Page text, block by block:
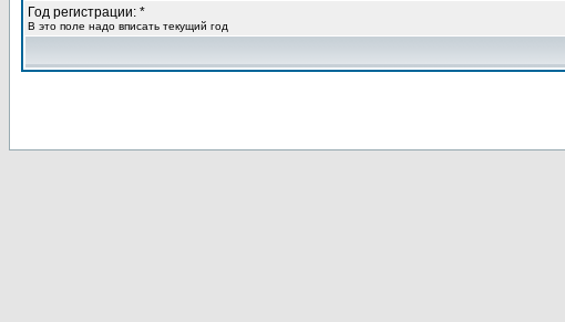
Год регистрации: *
В это поле надо вписать текущий год